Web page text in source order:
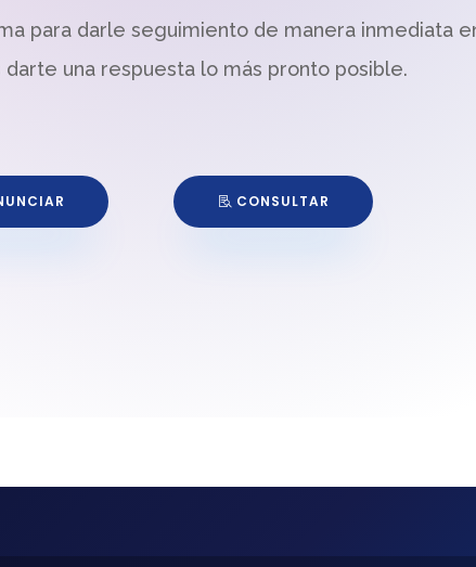
para darle seguimiento de manera inmediata
una respuesta lo más pronto posible.
CONSULTAR